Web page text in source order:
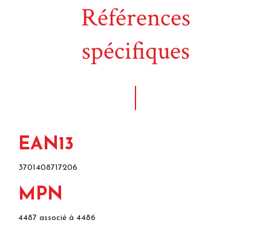
Références
spécifiques
EAN13
3701408717206
MPN
4487 associé à 4486